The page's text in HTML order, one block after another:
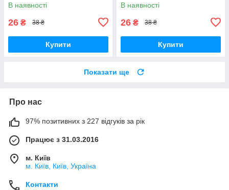
В наявності
26 ₴ 38 ₴
Купити
В наявності
26 ₴ 38 ₴
Купити
Показати ще
Про нас
97% позитивних з 227 відгуків за рік
Працює з 31.03.2016
м. Київ
м. Київ, Київ, Україна
Контакти